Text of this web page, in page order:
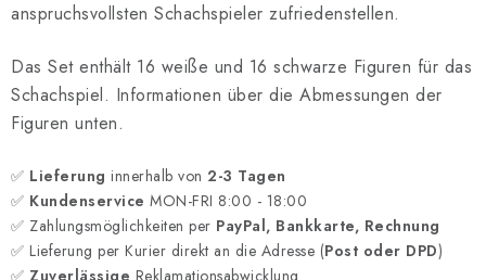
anspruchsvollsten Schachspieler zufriedenstellen.
Das Set enthält 16 weiße und 16 schwarze Figuren für das
Schachspiel. Informationen über die Abmessungen der
Figuren unten.
✅ Lieferung innerhalb von 2-3 Tagen
✅ Kundenservice MON-FRI 8:00 - 18:00
✅ Zahlungsmöglichkeiten per PayPal, Bankkarte, Rechnung
✅ Lieferung per Kurier direkt an die Adresse (Post oder DPD)
✅ Zuverlässige Reklamationsabwicklung